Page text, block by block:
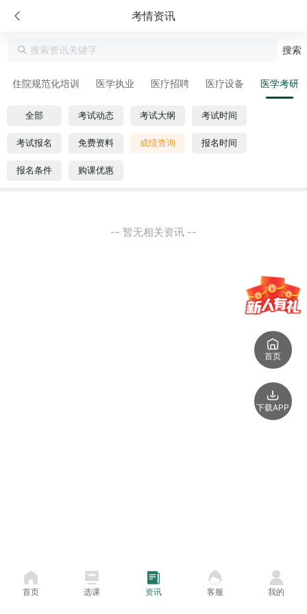
考情资讯
搜索
住院规范化培训 医学执业 医疗招聘 医疗设备 医学考研
全部 考试动态 考试大纲 考试时间
考试报名 免费资料 成绩查询 报名时间
报名条件 购课优惠
-- 暂无相关资讯 --
首页 选课 资讯 客服 我的
首页
下载APP